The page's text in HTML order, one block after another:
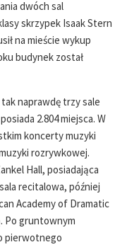
dwóch sal
skrzypek Isaak Stern
na mieście wykup
budynek został
naprawdę trzy sale
2.804 miejsca. W
koncerty muzyki
rozrywkowej.
Hall, posiadająca
recitalowa, później
Academy of Dramatic
Po gruntownym
pierwotnego